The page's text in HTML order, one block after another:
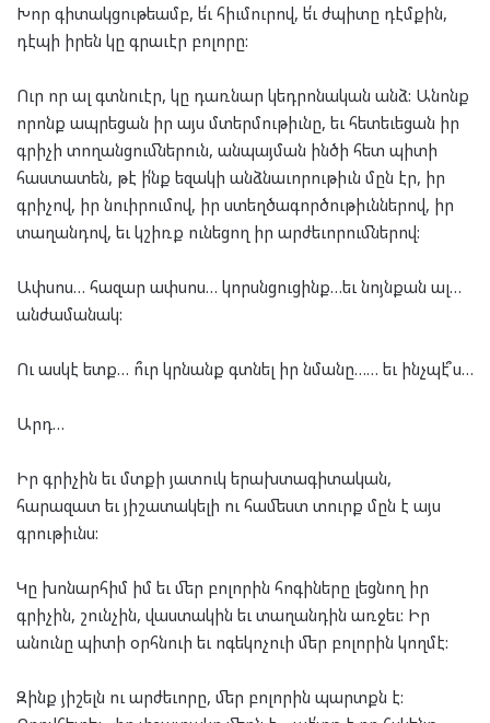
Խոր գիտակցութեամբ, ե՛ւ հիւմուրով, ե՛ւ ժպիտը դէմքին,
դէպի իրեն կը գրաւէր բոլորը:
Ուր որ ալ գտնուէր, կը դառնար կեդրոնական անձ: Անոնք
որոնք ապրեցան իր այս մտերմութիւնը, եւ հետեւեցան իր
գրիչի տողանցումներուն, անպայման ինծի հետ պիտի
հաստատեն, թէ ի՛նք եզակի անձնաւորութիւն մըն էր, իր
գրիչով, իր նուիրումով, իր ստեղծագործութիւններով, իր
տաղանդով, եւ կշիռք ունեցող իր արժեւորումներով:
Ափսոս… հազար ափսոս… կորսնցուցինք…եւ նոյնքան ալ…
անժամանակ:
Ու ասկէ ետք… ո՞ւր կրնանք գտնել իր նմանը…… եւ ինչպէ՞ս…
Արդ…
Իր գրիչին եւ մտքի յատուկ երախտագիտական,
հարազատ եւ յիշատակելի ու համեստ տուրք մըն է այս
գրութիւնս:
Կը խոնարհիմ իմ եւ մեր բոլորին հոգիները լեցնող իր
գրիչին, շունչին, վաստակին եւ տաղանդին առջեւ: Իր
անունը պիտի օրհնուի եւ ոգեկոչուի մեր բոլորին կողմէ:
Զինք յիշելն ու արժեւորը, մեր բոլորին պարտքն է: